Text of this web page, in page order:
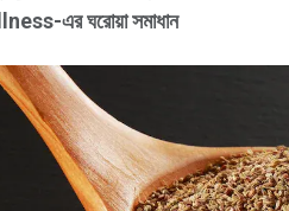
এর ঘরোয়া সমাধান